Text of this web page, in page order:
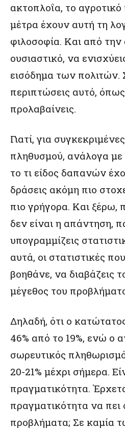
ακτοπλοΐα, το
μέτρα έχουν αυτή τη
φιλοσοφία. Και από
ουσιαστικό, να
εισόδημα των πολιτών.
περιπτώσεις αυτό,
προλαβαίνεις.
Γιατί, για
πληθυσμού, ανάλογα με
το τι είδος δαπανών
δράσεις ακόμη πιο
πιο γρήγορα. Και ξέρω,
δεν είναι η απάντηση,
υπογραμμίζεις
αυτά, οι στατιστικές
βοηθάνε, να διαβάζεις
μέγεθος του
Δηλαδή, ότι ο
46% από το 19%, ενώ ο
σωρευτικός
20-21% μέχρι σήμερα.
πραγματικότητα.
πραγματικότητα να πει
προβλήματα; Σε καμία